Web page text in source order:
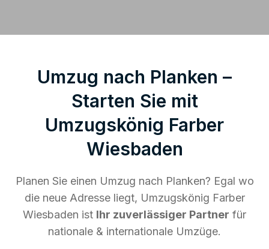
Umzug nach Planken –
Starten Sie mit
Umzugskönig Farber
Wiesbaden
Planen Sie einen Umzug nach Planken? Egal wo
die neue Adresse liegt, Umzugskönig Farber
Wiesbaden ist Ihr zuverlässiger Partner für
nationale & internationale Umzüge.